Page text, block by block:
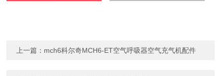
上一篇： mch6科尔奇MCH6-ET空气呼吸器空气充气机配件